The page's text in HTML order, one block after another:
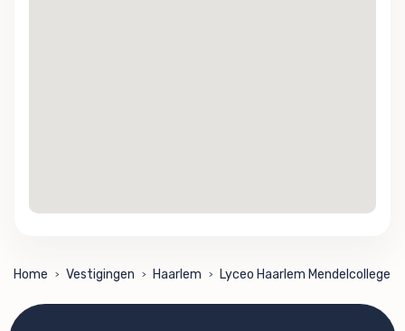
Home > Vestigingen > Haarlem > Lyceo Haarlem Mendelcollege